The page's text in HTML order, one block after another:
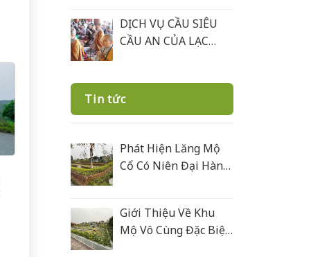
DỊCH VỤ CẦU SIÊU
CẦU AN CỦA LẠC
Tin tức
Phát Hiện Lăng Mộ
Cổ Có Niên Đại Hàng
Giới Thiệu Về Khu
Mộ Vô Cùng Đặc Biệt